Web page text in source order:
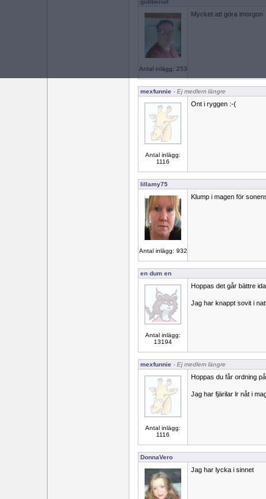
gubberud
Antal inlägg: 253
Mycket att göra imorgon
mexfunnie - Ej medlem längre
Antal inlägg:
1116
Ont i ryggen :-(
lillamy75
Antal inlägg: 932
Klump i magen för
en dum en
Antal inlägg:
13194
Hoppas det går bättre
Jag har knappt sovit i
mexfunnie - Ej medlem längre
Antal inlägg:
1116
Hoppas du får ordning
Jag har fjärilar lr nåt i
DonnaVero
Jag har lycka i sinnet